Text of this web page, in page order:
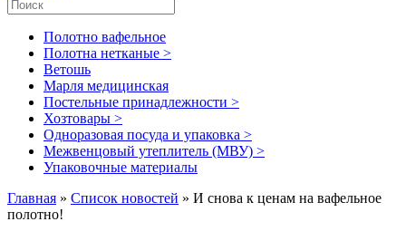
Полотно вафельное
Полотна нетканые >
Ветошь
Марля медицинская
Постельные принадлежности >
Хозтовары >
Одноразовая посуда и упаковка >
Межвенцовый утеплитель (МВУ) >
Упаковочные материалы
Главная » Список новостей » И снова к ценам на вафельное
полотно!